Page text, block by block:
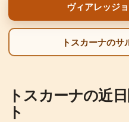
ヴィアレッジ
トスカーナのサ
トスカーナの近
ト